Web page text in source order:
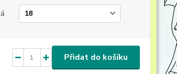
Přidat do košíku